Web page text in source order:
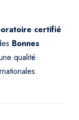
certifié
Bonnes
qualité